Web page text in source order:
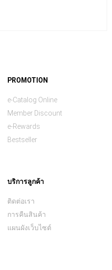
PROMOTION
e-Catalog Online
Member Discount
e-Rewards
Bestseller
บริการลูกค้า
ติดต่อเรา
การคืนสินค้า
แผนผังเว็บไซต์